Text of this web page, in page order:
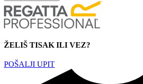
ŽELIŠ TISAK ILI VEZ?
POŠALJI UPIT